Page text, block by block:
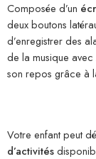
Composée d’un
deux boutons
d’enregistrer des
de la musique
son repos grâce à
Votre enfant peut
d’activités